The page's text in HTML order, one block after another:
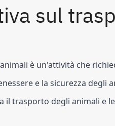
sul
è un'attività che
e la sicurezza degli
il trasporto degli animali e